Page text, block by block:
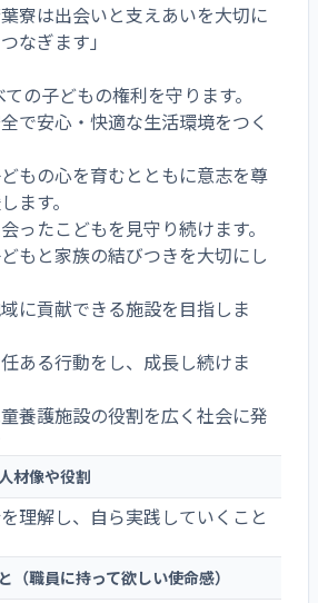
寮は出会いと支えあいを大切に
なぎます」
の子どもの権利を守ります。
で安心・快適な生活環境をつく
もの心を育むとともに意志を尊
ます。
ったこどもを見守り続けます。
もと家族の結びつきを大切にし
に貢献できる施設を目指しま
ある行動をし、成長し続けま
養護施設の役割を広く社会に発
材像や役割
理解し、自ら実践していくこと
（職員に持って欲しい使命感）